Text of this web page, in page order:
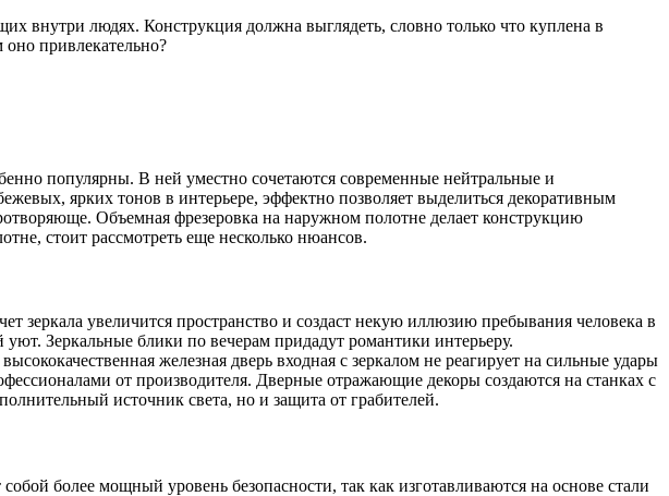
людях. Конструкция должна выглядеть, словно только что куплена в
привлекательно?
популярны. В ней уместно сочетаются современные нейтральные и
ярких тонов в интерьере, эффектно позволяет выделиться декоративным
Объемная фрезеровка на наружном полотне делает конструкцию
стоит рассмотреть еще несколько нюансов.
увеличится пространство и создаст некую иллюзию пребывания человека в
Зеркальные блики по вечерам придадут романтики интерьеру.
железная дверь входная с зеркалом не реагирует на сильные удары
от производителя. Дверные отражающие декоры создаются на станках с
источник света, но и защита от грабителей.
более мощный уровень безопасности, так как изготавливаются на основе стали